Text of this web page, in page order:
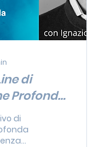
di
Profonda
di